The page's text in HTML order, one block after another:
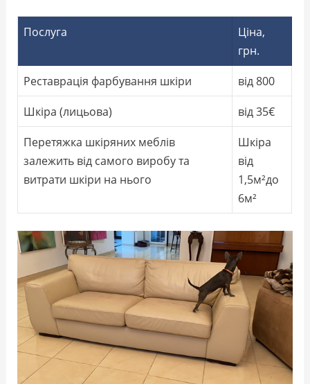
Послуга
Ціна,
грн.
Реставрація фарбування шкіри
від 800
Шкіра (лицьова)
від 35€
Перетяжка шкіряних меблів
залежить від самого виробу та
витрати шкіри на нього
Шкіра
від
1,5м²до
6м²